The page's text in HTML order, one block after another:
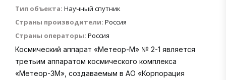
Тип объекта: Научный спутник
Страны производители: Россия
Страны операторы: Россия
Космический аппарат «Метеор-М» № 2-1 является
третьим аппаратом космического комплекса
«Метеор-3М», создаваемым в АО «Корпорация